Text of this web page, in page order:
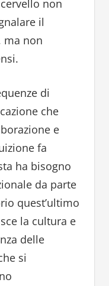
non
il
ma non
di
che
e
fa
ha bisogno
da parte
quest’ultimo
la cultura e
delle
si